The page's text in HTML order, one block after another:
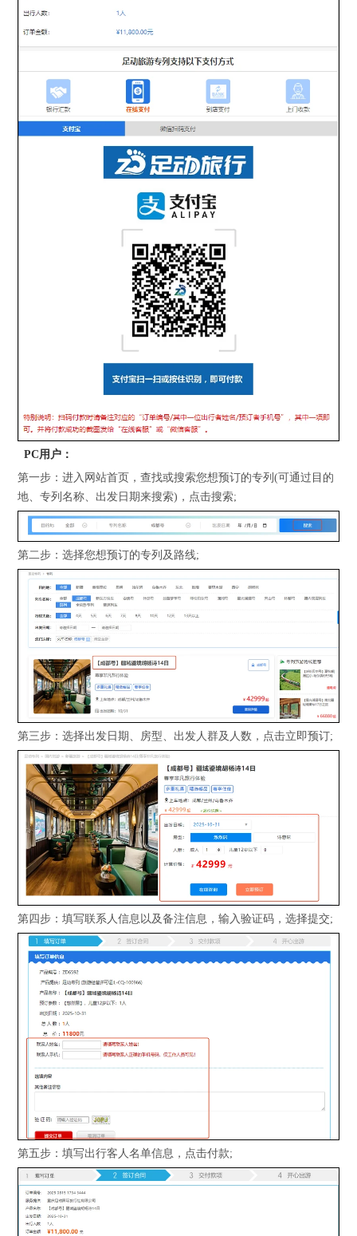
PC用户：
第一步：进入网站首页，查找或搜索您想预订的专列(可通过目的
地、专列名称、出发日期来搜索)，点击搜索;
第二步：选择您想预订的专列及路线;
第三步：选择出发日期、房型、出发人群及人数，点击立即预订;
第四步：填写联系人信息以及备注信息，输入验证码，选择提交;
第五步：填写出行客人名单信息，点击付款;